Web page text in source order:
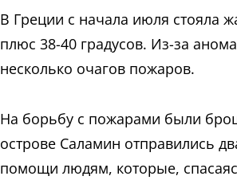
В Греции с начала июля стояла
плюс 38-40 градусов. Из-за
несколько очагов пожаров.
На борьбу с пожарами были
острове Саламин отправились
помощи людям, которые,